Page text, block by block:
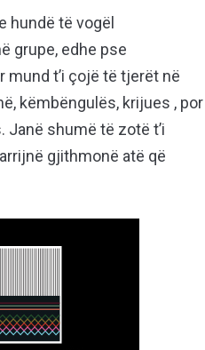
hundë të vogël
grupe, edhe pse
t’i çojë të tjerët në
këmbëngulës, krijues , por
Janë shumë të zotë t’i
gjithmonë atë që